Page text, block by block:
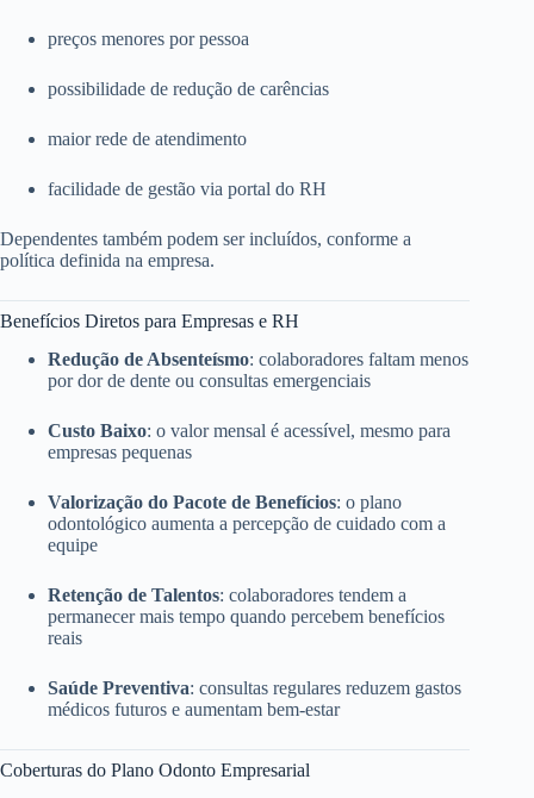
preços menores por pessoa
possibilidade de redução de carências
maior rede de atendimento
facilidade de gestão via portal do RH
Dependentes também podem ser incluídos, conforme a
política definida na empresa.
Benefícios Diretos para Empresas e RH
Redução de Absenteísmo: colaboradores faltam menos
por dor de dente ou consultas emergenciais
Custo Baixo: o valor mensal é acessível, mesmo para
empresas pequenas
Valorização do Pacote de Benefícios: o plano
odontológico aumenta a percepção de cuidado com a
equipe
Retenção de Talentos: colaboradores tendem a
permanecer mais tempo quando percebem benefícios
reais
Saúde Preventiva: consultas regulares reduzem gastos
médicos futuros e aumentam bem-estar
Coberturas do Plano Odonto Empresarial